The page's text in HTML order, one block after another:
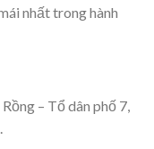
nhất trong hành
– Tổ dân phố 7,